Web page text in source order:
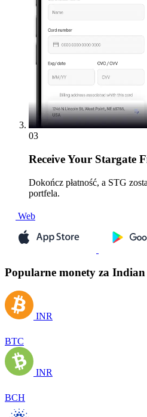
03
ReceiveYour Stargate
Dokończ płatność, a STG
portfela.
Web
Popularne monety za
INR
BTC
INR
BCH